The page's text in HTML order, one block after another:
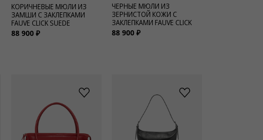
КОРИЧНЕВЫЕ МЮЛИ ИЗ
ЗАМШИ С ЗАКЛЕПКАМИ
FAUVE CLICK SUEDE
88 900 ₽
ЧЕРНЫЕ МЮЛИ ИЗ
ЗЕРНИСТОЙ КОЖИ С
ЗАКЛЕПКАМИ FAUVE CLICK
88 900 ₽